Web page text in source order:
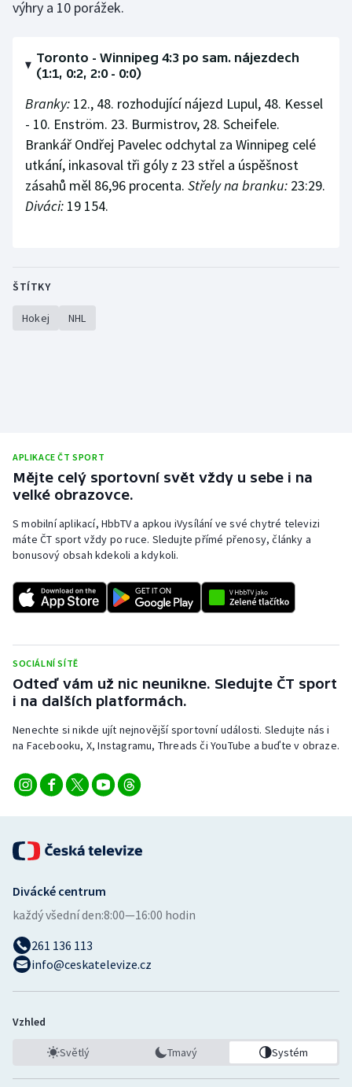
Triatlon
Veslování
Vodní slalom
Volejbal
výhry a 10 porážek.
Toronto - Winnipeg 4:3 po sam. nájezdech
(1:1, 0:2, 2:0 - 0:0)
Branky: 12., 48. rozhodující nájezd Lupul, 48. Kessel
- 10. Enström. 23. Burmistrov, 28. Scheifele.
Brankář Ondřej Pavelec odchytal za Winnipeg celé
utkání, inkasoval tři góly z 23 střel a úspěšnost
zásahů měl 86,96 procenta. Střely na branku: 23:29.
Diváci: 19 154.
ŠTÍTKY
Hokej NHL
APLIKACE ČT SPORT
Mějte celý sportovní svět vždy u sebe i na
velké obrazovce.
S mobilní aplikací, HbbTV a apkou iVysílání ve své chytré televizi
máte ČT sport vždy po ruce. Sledujte přímé přenosy, články a
bonusový obsah kdekoli a kdykoli.
SOCIÁLNÍ SÍTĚ
Odteď vám už nic neunikne. Sledujte ČT sport
i na dalších platformách.
Nenechte si nikde ujít nejnovější sportovní události. Sledujte nás i
na Facebooku, X, Instagramu, Threads či YouTube a buďte v obraze.
Divácké centrum
každý všední den:8:00—16:00 hodin
261 136 113
info@ceskatelevize.cz
Vzhled
Světlý Tmavý Systém